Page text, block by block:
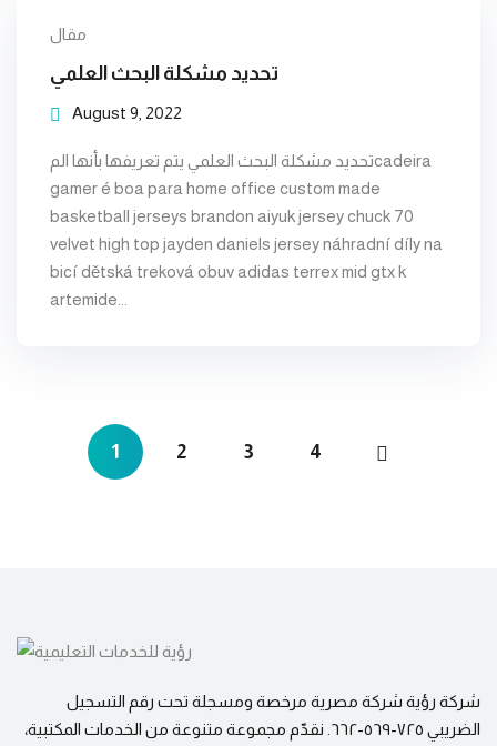
مقال
تحديد مشكلة البحث العلمي
August 9, 2022
تحديد مشكلة البحث العلمي يتم تعريفها بأنها المcadeira
gamer é boa para home office custom made
basketball jerseys brandon aiyuk jersey chuck 70
velvet high top jayden daniels jersey náhradní díly na
bicí dětská treková obuv adidas terrex mid gtx k
artemide...
1 2 3 4
شركة رؤية شركة مصرية مرخصة ومسجلة تحت رقم التسجيل
الضريبي ٧٢٥-٥٦٩-٦٦٢. نقدّم مجموعة متنوعة من الخدمات المكتبية،